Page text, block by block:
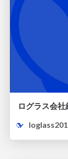
ログラス会